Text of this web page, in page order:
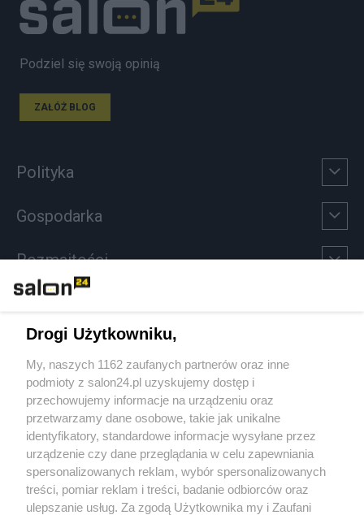
Podziel się swoją opinią
ZAŁÓŻ BLOG
Polityka
Gospodarka
Rozmaitości
Sport
Społeczeństwo
Kultura
Drogi Użytkowniku,
My, naszych 1162 zaufanych partnerów oraz inne
podmioty z salon24.pl uzyskujemy dostęp i
przechowujemy informacje na urządzeniu oraz
przetwarzamy dane osobowe, takie jak unikalne
identyfikatory, standardowe informacje wysyłane przez
urządzenie czy dane przeglądania w celu zapewniania
spersonalizowanych reklam, wybór spersonalizowanych
treści, pomiar reklam i treści, badanie odbiorców oraz
ulepszanie usług. Za zgodą Użytkownika my i Zaufani